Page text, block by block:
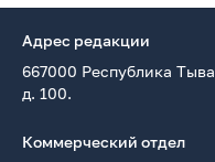
Адрес редакции
667000 Республика
д. 100.
Коммерческий отдел